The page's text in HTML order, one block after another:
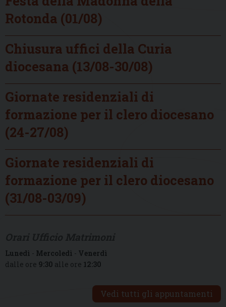
Rotonda (01/08)
Chiusura uffici della Curia
diocesana (13/08-30/08)
Giornate residenziali di
formazione per il clero diocesano
(24-27/08)
Giornate residenziali di
formazione per il clero diocesano
(31/08-03/09)
Lunedì - Mercoledì - Venerdì
dalle ore 9:30 alle ore 12:30
Vedi tutti gli appuntamenti